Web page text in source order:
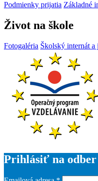
Podmienky prijatia Základné
Život na škole
Fotogaléria Školský internát a
Prihlásiť na odber